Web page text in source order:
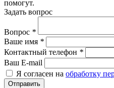
помогут.
Задать вопрос
Вопрос *
Ваше имя *
Контактный телефон *
Ваш E-mail
Я согласен на обработку
Отправить